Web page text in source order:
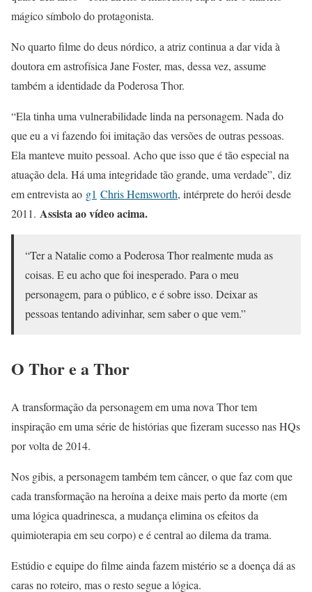
mágico símbolo do protagonista.
No quarto filme do deus nórdico, a atriz continua a dar vida à
doutora em astrofísica Jane Foster, mas, dessa vez, assume
também a identidade da Poderosa Thor.
“Ela tinha uma vulnerabilidade linda na personagem. Nada do
que eu a vi fazendo foi imitação das versões de outras pessoas.
Ela manteve muito pessoal. Acho que isso que é tão especial na
atuação dela. Há uma integridade tão grande, uma verdade”, diz
em entrevista ao g1 Chris Hemsworth, intérprete do herói desde
2011. Assista ao vídeo acima.
“Ter a Natalie como a Poderosa Thor realmente muda as
coisas. E eu acho que foi inesperado. Para o meu
personagem, para o público, e é sobre isso. Deixar as
pessoas tentando adivinhar, sem saber o que vem.”
O Thor e a Thor
A transformação da personagem em uma nova Thor tem
inspiração em uma série de histórias que fizeram sucesso nas HQs
por volta de 2014.
Nos gibis, a personagem também tem câncer, o que faz com que
cada transformação na heroína a deixe mais perto da morte (em
uma lógica quadrinesca, a mudança elimina os efeitos da
quimioterapia em seu corpo) e é central ao dilema da trama.
Estúdio e equipe do filme ainda fazem mistério se a doença dá as
caras no roteiro, mas o resto segue a lógica.